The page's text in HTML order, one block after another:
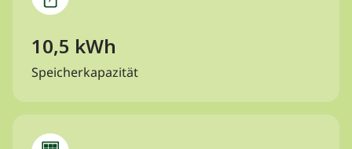
10,5 kWh
Speicherkapazität